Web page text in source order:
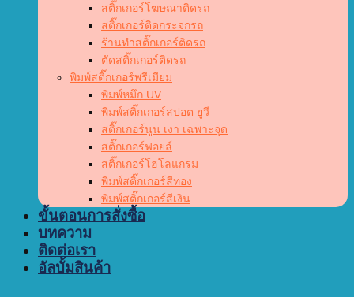
สติ๊กเกอร์โฆษณาติดรถ
สติ๊กเกอร์ติดกระจกรถ
ร้านทำสติ๊กเกอร์ติดรถ
ตัดสติ๊กเกอร์ติดรถ
พิมพ์สติ๊กเกอร์พรีเมียม
พิมพ์หมึก UV
พิมพ์สติ๊กเกอร์สปอต ยูวี
สติ๊กเกอร์นูน เงา เฉพาะจุด
สติ๊กเกอร์ฟอยล์
สติ๊กเกอร์โฮโลแกรม
พิมพ์สติ๊กเกอร์สีทอง
พิมพ์สติ๊กเกอร์สีเงิน
ขั้นตอนการสั่งซื้อ
บทความ
ติดต่อเรา
อัลบั้มสินค้า